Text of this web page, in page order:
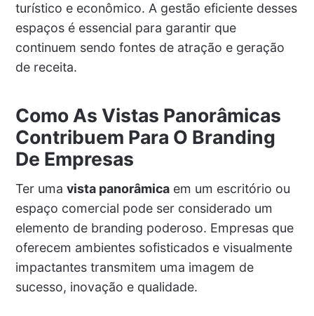
turístico e econômico. A gestão eficiente desses
espaços é essencial para garantir que
continuem sendo fontes de atração e geração
de receita.
Como As Vistas Panorâmicas
Contribuem Para O Branding
De Empresas
Ter uma vista panorâmicaem um escritório ou
espaço comercial pode ser considerado um
elemento de branding poderoso. Empresas que
oferecem ambientes sofisticados e visualmente
impactantes transmitem uma imagem de
sucesso, inovação e qualidade.